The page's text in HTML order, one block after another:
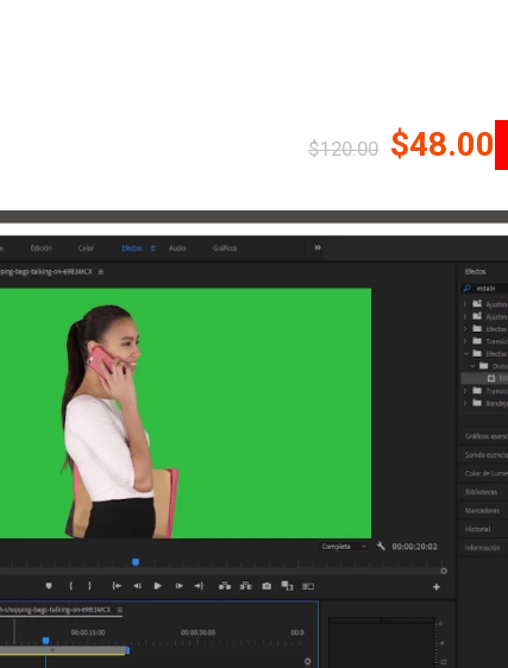
$120.00 $48.00